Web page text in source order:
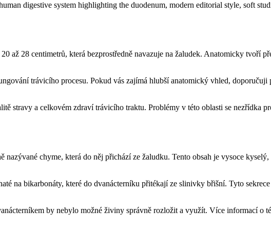
až 28 centimetrů, která bezprostředně navazuje na žaludek. Anatomicky tvoří
trávicího procesu. Pokud vás zajímá hlubší anatomický vhled, doporučuji
stravy a celkovém zdraví trávicího traktu. Problémy v této oblasti se nezřídka
chyme, která do něj přichází ze žaludku. Tento obsah je vysoce
na bikarbonáty, které do dvanácterníku přitékají ze slinivky břišní. Tyto
by nebylo možné živiny správně rozložit a využít. Více informací o